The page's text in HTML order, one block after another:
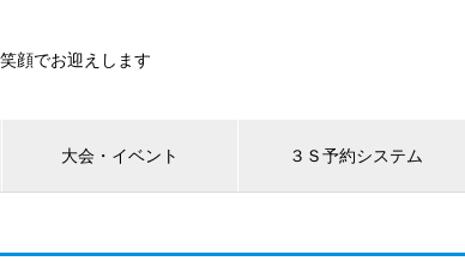
顔でお迎えします
大会・イベント ３Ｓ予約システム